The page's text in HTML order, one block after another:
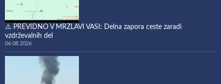
⚠️ PREVIDNO V MRZLAVI VASI: Delna zapora ceste zaradi
vzdrževalnih del
06.08.2026